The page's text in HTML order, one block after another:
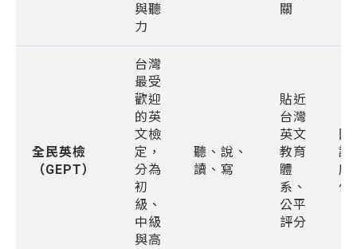
與聽
力
關
全民英檢
（GEPT）
台灣
最受
歡迎
的英
文檢
定，
分為
初
級、
中級
與高
聽、說、
讀、寫
貼近
台灣
英文
教育
體
系、
公平
評分
國
認
度
低